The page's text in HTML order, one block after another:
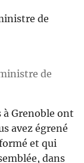
de
de
Grenoble ont
avez égrené
et qui
dans